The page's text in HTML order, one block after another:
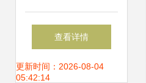
5G+ 西服智能工厂
落户雅戈尔 助推互
查看详情
更新时间：2026-08-04
05:42:14